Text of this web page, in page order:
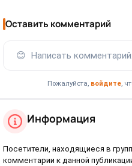
Оставить комментарий
😊 Написать
Пожалуйста, войдите,
Информация
Посетители, находящиеся в
комментарии к данной